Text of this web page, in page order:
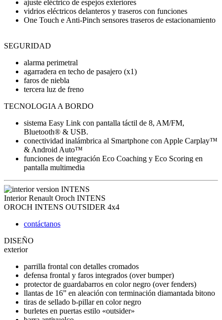
ajuste eléctrico de espejos exteriores
vidrios eléctricos delanteros y traseros con funciones
One Touch e Anti-Pinch sensores traseros de estacionamiento
SEGURIDAD
alarma perimetral
agarradera en techo de pasajero (x1)
faros de niebla
tercera luz de freno
TECNOLOGIA A BORDO
sistema Easy Link con pantalla táctil de 8, AM/FM,
Bluetooth® & USB.
conectividad inalámbrica al Smartphone con Apple Carplay™
& Android Auto™
funciones de integración Eco Coaching y Eco Scoring en
pantalla multimedia
Interior Renault Oroch INTENS
OROCH INTENS OUTSIDER 4x4
contáctanos
DISEÑO
exterior
parrilla frontal con detalles cromados
defensa frontal y faros integrados (over bumper)
protector de guardabarros en color negro (over fenders)
llantas de 16” en aleación con terminación diamantada bitono
tiras de sellado b-pillar en color negro
burletes en puertas estilo «outsider»